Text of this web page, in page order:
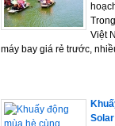
Việt
máy bay giá rẻ trước,